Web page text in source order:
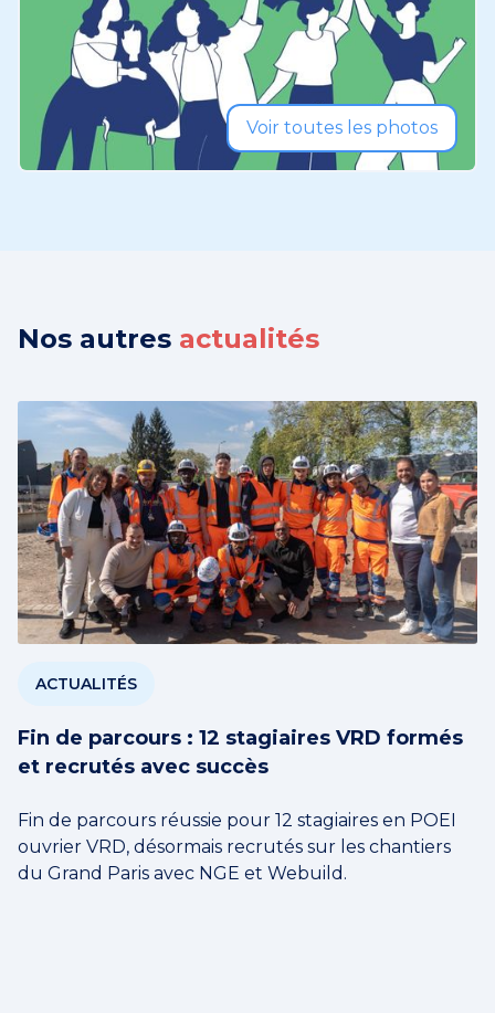
Voir toutes les photos
Nos autres actualités
ACTUALITÉS
Fin de parcours : 12 stagiaires VRD formés
et recrutés avec succès
Fin de parcours réussie pour 12 stagiaires en POEI
ouvrier VRD, désormais recrutés sur les chantiers
du Grand Paris avec NGE et Webuild.